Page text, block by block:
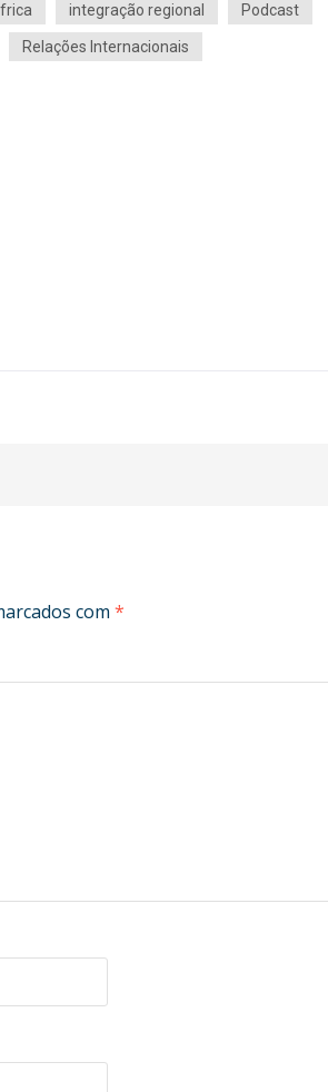
integração regional Podcast
Relações Internacionais
com *